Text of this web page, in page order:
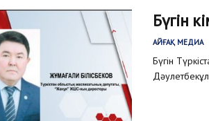
Бүгін
АЙҒАҚ МЕДИА
Бүгін